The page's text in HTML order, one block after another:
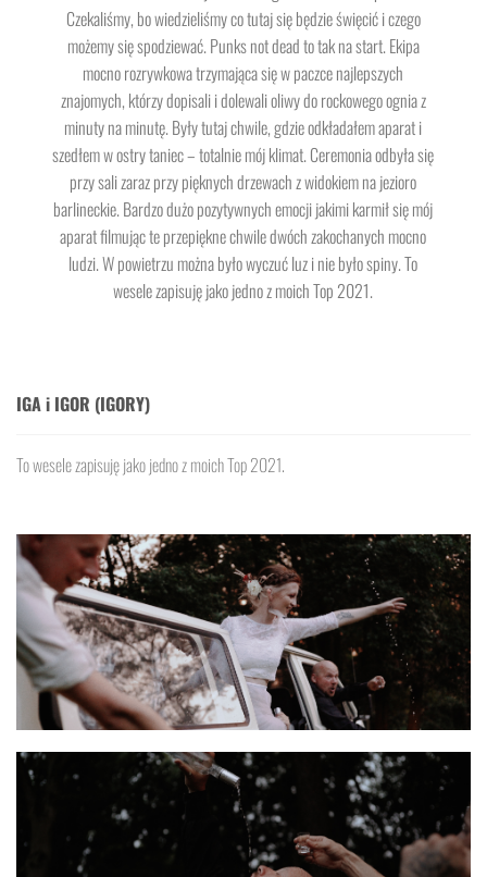
Czekaliśmy, bo wiedzieliśmy co tutaj się będzie święcić i czego
możemy się spodziewać. Punks not dead to tak na start. Ekipa
mocno rozrywkowa trzymająca się w paczce najlepszych
znajomych, którzy dopisali i dolewali oliwy do rockowego ognia z
minuty na minutę. Były tutaj chwile, gdzie odkładałem aparat i
szedłem w ostry taniec – totalnie mój klimat. Ceremonia odbyła się
przy sali zaraz przy pięknych drzewach z widokiem na jezioro
barlineckie. Bardzo dużo pozytywnych emocji jakimi karmił się mój
aparat filmując te przepiękne chwile dwóch zakochanych mocno
ludzi. W powietrzu można było wyczuć luz i nie było spiny. To
wesele zapisuję jako jedno z moich Top 2021.
IGA i IGOR (IGORY)
To wesele zapisuję jako jedno z moich Top 2021.